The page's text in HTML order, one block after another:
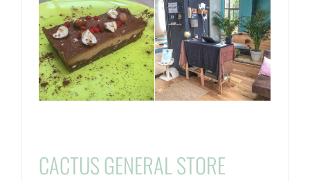
CACTUS GENERAL STORE